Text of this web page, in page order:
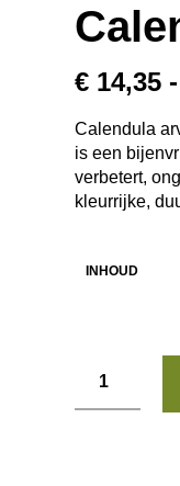
€14,35 -
Calendula
is een
verbetert,
kleurrijke,
INHOUD